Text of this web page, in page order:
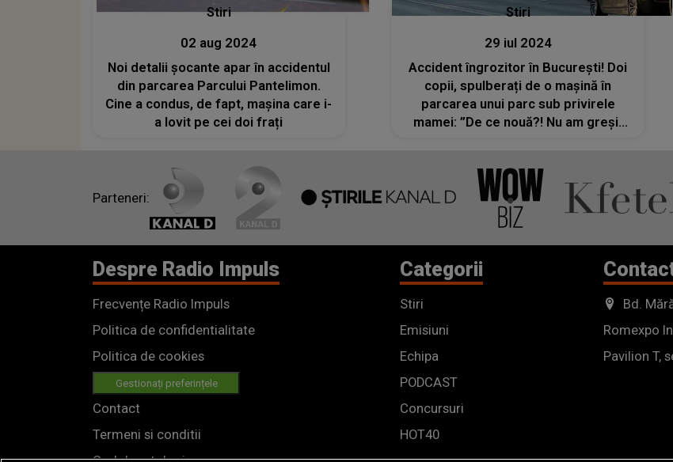
Stiri
02 aug 2024
Noi detalii șocante apar în accidentul
din parcarea Parcului Pantelimon.
Cine a condus, de fapt, mașina care i-
a lovit pe cei doi frați
Stiri
29 iul 2024
Accident îngrozitor în București! Doi
copii, spulberați de o mașină în
parcarea unui parc sub privirele
mamei: ”De ce nouă?! Nu am greșit
Parteneri:
Despre Radio Impuls
Frecvențe Radio Impuls
Politica de confidentialitate
Politica de cookies
Gestionați preferințele
Contact
Termeni si conditii
Categorii
Stiri
Emisiuni
Echipa
PODCAST
Concursuri
HOT40
Bd.
Romexpo
Pavilion T,